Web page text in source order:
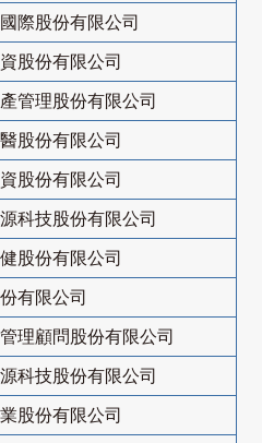
際股份有限公司
股份有限公司
管理股份有限公司
股份有限公司
股份有限公司
科技股份有限公司
股份有限公司
有限公司
理顧問股份有限公司
科技股份有限公司
股份有限公司